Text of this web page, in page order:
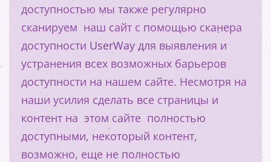
доступностью мы также регулярно
сканируем наш сайт с помощью сканера
доступности UserWay для выявления и
устранения всех возможных барьеров
доступности на нашем сайте. Несмотря на
наши усилия сделать все страницы и
контент на этом сайте полностью
доступными, некоторый контент,
возможно, еще не полностью